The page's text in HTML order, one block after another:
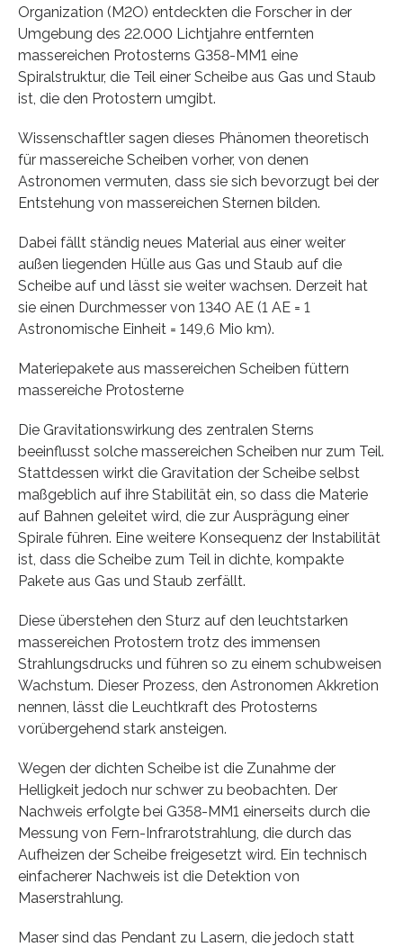
Organization (M2O) entdeckten die Forscher in der
Umgebung des 22.000 Lichtjahre entfernten
massereichen Protosterns G358-MM1 eine
Spiralstruktur, die Teil einer Scheibe aus Gas und Staub
ist, die den Protostern umgibt.
Wissenschaftler sagen dieses Phänomen theoretisch
für massereiche Scheiben vorher, von denen
Astronomen vermuten, dass sie sich bevorzugt bei der
Entstehung von massereichen Sternen bilden.
Dabei fällt ständig neues Material aus einer weiter
außen liegenden Hülle aus Gas und Staub auf die
Scheibe auf und lässt sie weiter wachsen. Derzeit hat
sie einen Durchmesser von 1340 AE (1 AE = 1
Astronomische Einheit = 149,6 Mio km).
Materiepakete aus massereichen Scheiben füttern
massereiche Protosterne
Die Gravitationswirkung des zentralen Sterns
beeinflusst solche massereichen Scheiben nur zum Teil.
Stattdessen wirkt die Gravitation der Scheibe selbst
maßgeblich auf ihre Stabilität ein, so dass die Materie
auf Bahnen geleitet wird, die zur Ausprägung einer
Spirale führen. Eine weitere Konsequenz der Instabilität
ist, dass die Scheibe zum Teil in dichte, kompakte
Pakete aus Gas und Staub zerfällt.
Diese überstehen den Sturz auf den leuchtstarken
massereichen Protostern trotz des immensen
Strahlungsdrucks und führen so zu einem schubweisen
Wachstum. Dieser Prozess, den Astronomen Akkretion
nennen, lässt die Leuchtkraft des Protosterns
vorübergehend stark ansteigen.
Wegen der dichten Scheibe ist die Zunahme der
Helligkeit jedoch nur schwer zu beobachten. Der
Nachweis erfolgte bei G358-MM1 einerseits durch die
Messung von Fern-Infrarotstrahlung, die durch das
Aufheizen der Scheibe freigesetzt wird. Ein technisch
einfacherer Nachweis ist die Detektion von
Maserstrahlung.
Maser sind das Pendant zu Lasern, die jedoch statt